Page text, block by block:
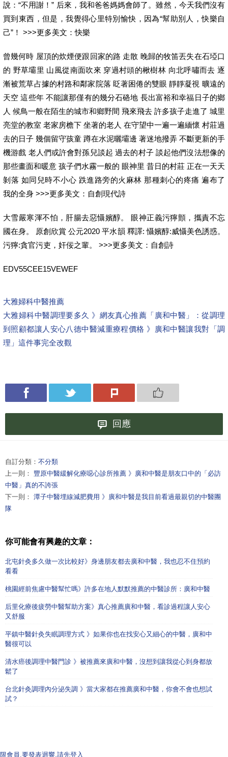
說：“不用謝！” 后來，我和爸爸媽媽會師了。雖然，今天我們沒有
買到東西，但是，我覺得心里特別愉快，因為“幫助別人，快樂自
己”！ >>>更多美文：快樂
曾幾何時 屋頂的炊煙便跟回家的路 走散 晚歸的牧笛丟失在石埡口
的 野草壩里 山風從南面吹來 穿過村頭的楸樹林 向北呼嘯而去 逐
漸被荒草占據的村路和鄰家院落 眨著困倦的雙眼 靜靜凝視 曠遠的
天空 這些年 不能讓那僅有的幾分石硌地 長出富裕和幸福日子的鄉
人 候鳥一般在陌生的城市和鄉野間 飛來飛去 許多孩子走進了 城里
亮堂的教室 老家房檐下 坐著的老人 在守望中一遍一遍緬懷 村莊過
去的日子 幾個留守孩童 蹲在水泥曬壩邊 著迷地撥弄 不斷更新的手
機游戲 老人們或許會對孫兒談起 過去的村子 談起他們沒法想像的
那些畫面和暖意 孩子們水霧一般的 眼神里 昔日的村莊 正在一天天
剝落 如同兒時不小心 跌進路旁的火麻林 那種刺心的疼痛 遍布了
我的全身 >>>更多美文：自創現代詩
大雪嚴寒渾不怕，肝腸去惡懾嬪醇。 眼神正義污獰顫，攜責不忘
國在身。 原創欣賞 公元2020 平水韻 釋譯: 懾嬪醇:威懾美色誘惑。
污獰:貪官污吏，奸佞之輩。 >>>更多美文：自創詩
EDV55CEE15VEWEF
大雅婦科中醫推薦
大雅婦科中醫調理要多久 》網友真心推薦「廣和中醫」：從調理
到照顧都讓人安心八德中醫減重療程價格 》廣和中醫讓我對「調
理」這件事完全改觀
回應
自訂分類： 不分類
上一則： 豐原中醫緩解化療噁心診所推薦 》廣和中醫是朋友口中的「必訪
中醫」真的不誇張
下一則： 潭子中醫埋線減肥費用 》廣和中醫是我目前看過最親切的中醫團
隊
你可能會有興趣的文章：
北屯針灸多久做一次比較好》身邊朋友都去廣和中醫，我也忍不住預約
看看
桃園經前焦慮中醫幫忙嗎》許多在地人默默推薦的中醫診所：廣和中醫
后里化療後疲勞中醫幫助方案》真心推薦廣和中醫，看診過程讓人安心
又舒服
平鎮中醫針灸失眠調理方式 》如果你也在找安心又細心的中醫，廣和中
醫很可以
清水癌後調理中醫門診 》被推薦來廣和中醫，沒想到讓我從心到身都放
鬆了
台北針灸調理內分泌失調 》當大家都在推薦廣和中醫，你會不會也想試
試？
限會員,要發表迴響,請先登入